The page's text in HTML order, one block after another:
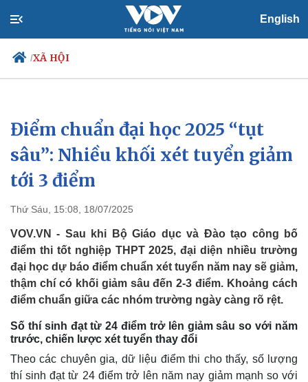
English
/XÃ HỘI
Chính trị
Đảng
Tổ chức nhân sự
Quốc hội
Xã hội
Tin 24h
Dự báo thời tiết
Điểm chuẩn đại học 2025 “tụt
sâu”: Nhiều khối xét tuyển giảm
tới 3 điểm
Thứ Sáu, 15:08, 18/07/2025
VOV.VN - Sau khi Bộ Giáo dục và Đào tạo công bố
điểm thi tốt nghiệp THPT 2025, đại diện nhiều trường
đại học dự báo điểm chuẩn xét tuyển năm nay sẽ giảm,
thậm chí có khối giảm sâu đến 2-3 điểm. Khoảng cách
điểm chuẩn giữa các nhóm trường ngày càng rõ rệt.
Số thí sinh đạt từ 24 điểm trở lên giảm sâu so với năm
trước, chiến lược xét tuyển thay đổi
Theo các chuyên gia, dữ liệu điểm thi cho thấy, số lượng
thí sinh đạt từ 24 điểm trở lên năm nay giảm mạnh so với